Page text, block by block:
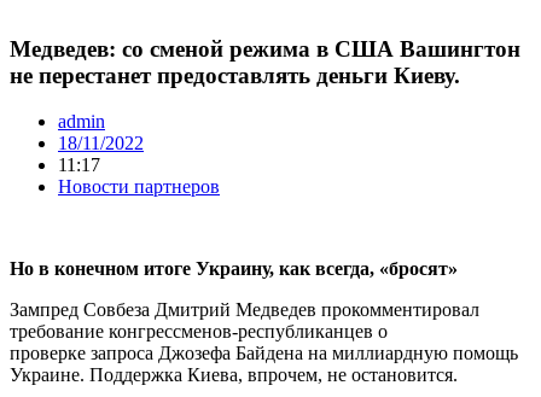
Медведев: со сменой режима в США Вашингтон
не перестанет предоставлять деньги Киеву.
admin
18/11/2022
11:17
Новости партнеров
Но в конечном итоге Украину, как всегда, «бросят»
Зампред Совбеза Дмитрий Медведев прокомментировал
требование конгрессменов-республиканцев о
проверке запроса Джозефа Байдена на миллиардную помощь
Украине. Поддержка Киева, впрочем, не остановится.